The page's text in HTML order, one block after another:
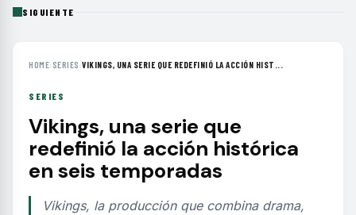
SIGUIENTE
HOME› SERIES ›VIKINGS, UNA SERIE QUE REDEFINIÓ LA ACCIÓN HIST...
SERIES
Vikings, una serie que
redefinió la acción histórica
en seis temporadas
Vikings, la producción que combina drama,